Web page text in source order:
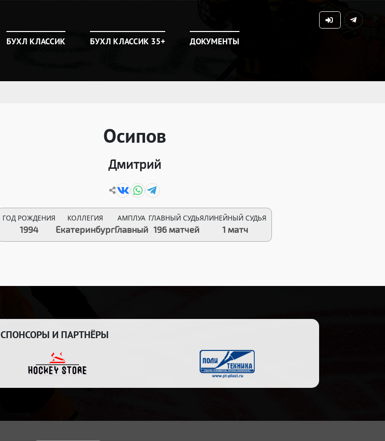
БУХЛ КЛАССИК БУХЛ КЛАССИК 35+ ДОКУМЕНТЫ
Осипов
Дмитрий
ГОД РОЖДЕНИЯ
1994
КОЛЛЕГИЯ
Екатеринбург
АМПЛУА
Главный
ГЛАВНЫЙ СУДЬЯ
196 матчей
ЛИНЕЙНЫЙ СУДЬЯ
1 матч
СПОНСОРЫ И ПАРТНЁРЫ